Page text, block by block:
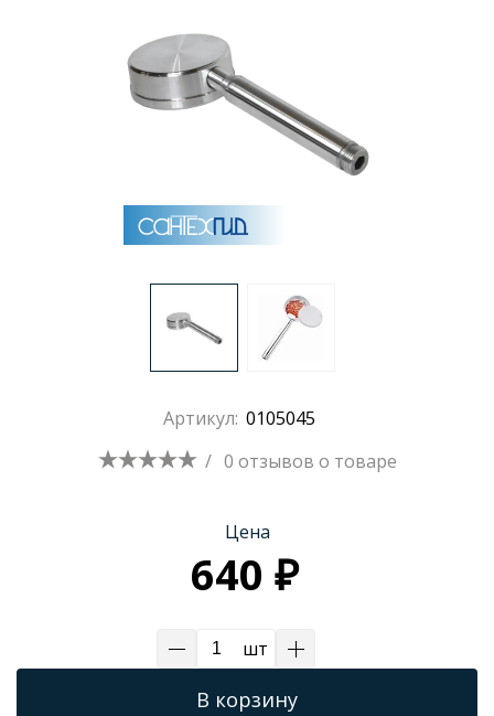
Раковины
Душевые кабины
Аксессуары для ванных комнат
Душевые поддоны
Душевые уголки и ограждения
Артикул: 0105045
/ 0 отзывов о товаре
Цена
640 ₽
шт
В корзину